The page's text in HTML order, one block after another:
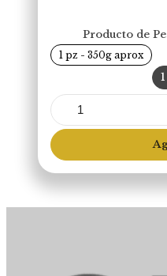
Producto de
1 pz - 350g aprox
Rib
Eye
Choice
(Libre
Pastoreo)